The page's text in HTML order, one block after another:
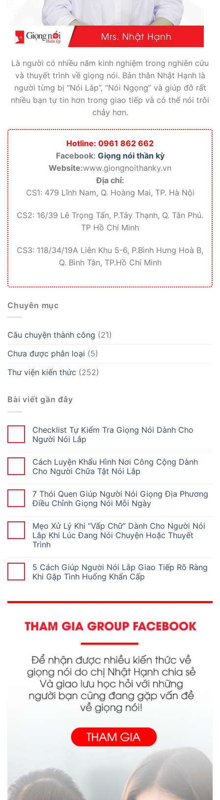
Là người có nhiều năm kinh nghiệm trong nghiên cứu
và thuyết trình về giọng nói. Bản thân Nhật Hạnh là
người từng bị “Nói Lắp”, “Nói Ngọng” và giúp đỡ rất
nhiều bạn tự tin hơn trong giao tiếp và có thể nói trôi
chảy hơn.
Hotline: 0961 862 662
Facebook: Giọng nói thần kỳ
Website:www.giongnoithanky.vn
Địa chỉ:
CS1: 479 Lĩnh Nam, Q. Hoàng Mai, TP. Hà Nội
CS2: 16/39 Lê Trọng Tấn, P.Tây Thạnh, Q. Tân Phú.
TP Hồ Chí Minh
CS3: 118/34/19A Liên Khu 5-6, P.Bình Hưng Hoà B,
Q. Bình Tân, TP.Hồ Chí Minh
Chuyên mục
Câu chuyện thành công (21)
Chưa được phân loại (5)
Thư viện kiến thức (252)
Bài viết gần đây
Checklist Tự Kiểm Tra Giọng Nói Dành Cho
Người Nói Lắp
Cách Luyện Khẩu Hình Nơi Công Cộng Dành
Cho Người Chữa Tật Nói Lắp
7 Thói Quen Giúp Người Nói Giọng Địa Phương
Điều Chỉnh Giọng Nói Mỗi Ngày
Mẹo Xử Lý Khi “Vấp Chữ” Dành Cho Người Nói
Lắp Khi Lúc Đang Nói Chuyện Hoặc Thuyết
Trình
5 Cách Giúp Người Nói Lắp Giao Tiếp Rõ Ràng
Khi Gặp Tình Huống Khẩn Cấp